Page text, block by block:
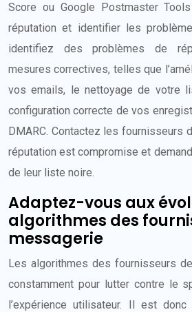
Score ou Google Postmaster
réputation et identifier les
identifiez des problèmes de
mesures correctives, telles que
vos emails, le nettoyage de votre
configuration correcte de vos
DMARC. Contactez les fournisseurs
réputation est compromise et
de leur liste noire.
Adaptez-vous aux
algorithmes des
messagerie
Les algorithmes des fournisseurs
constamment pour lutter contre le
l’expérience utilisateur. Il est